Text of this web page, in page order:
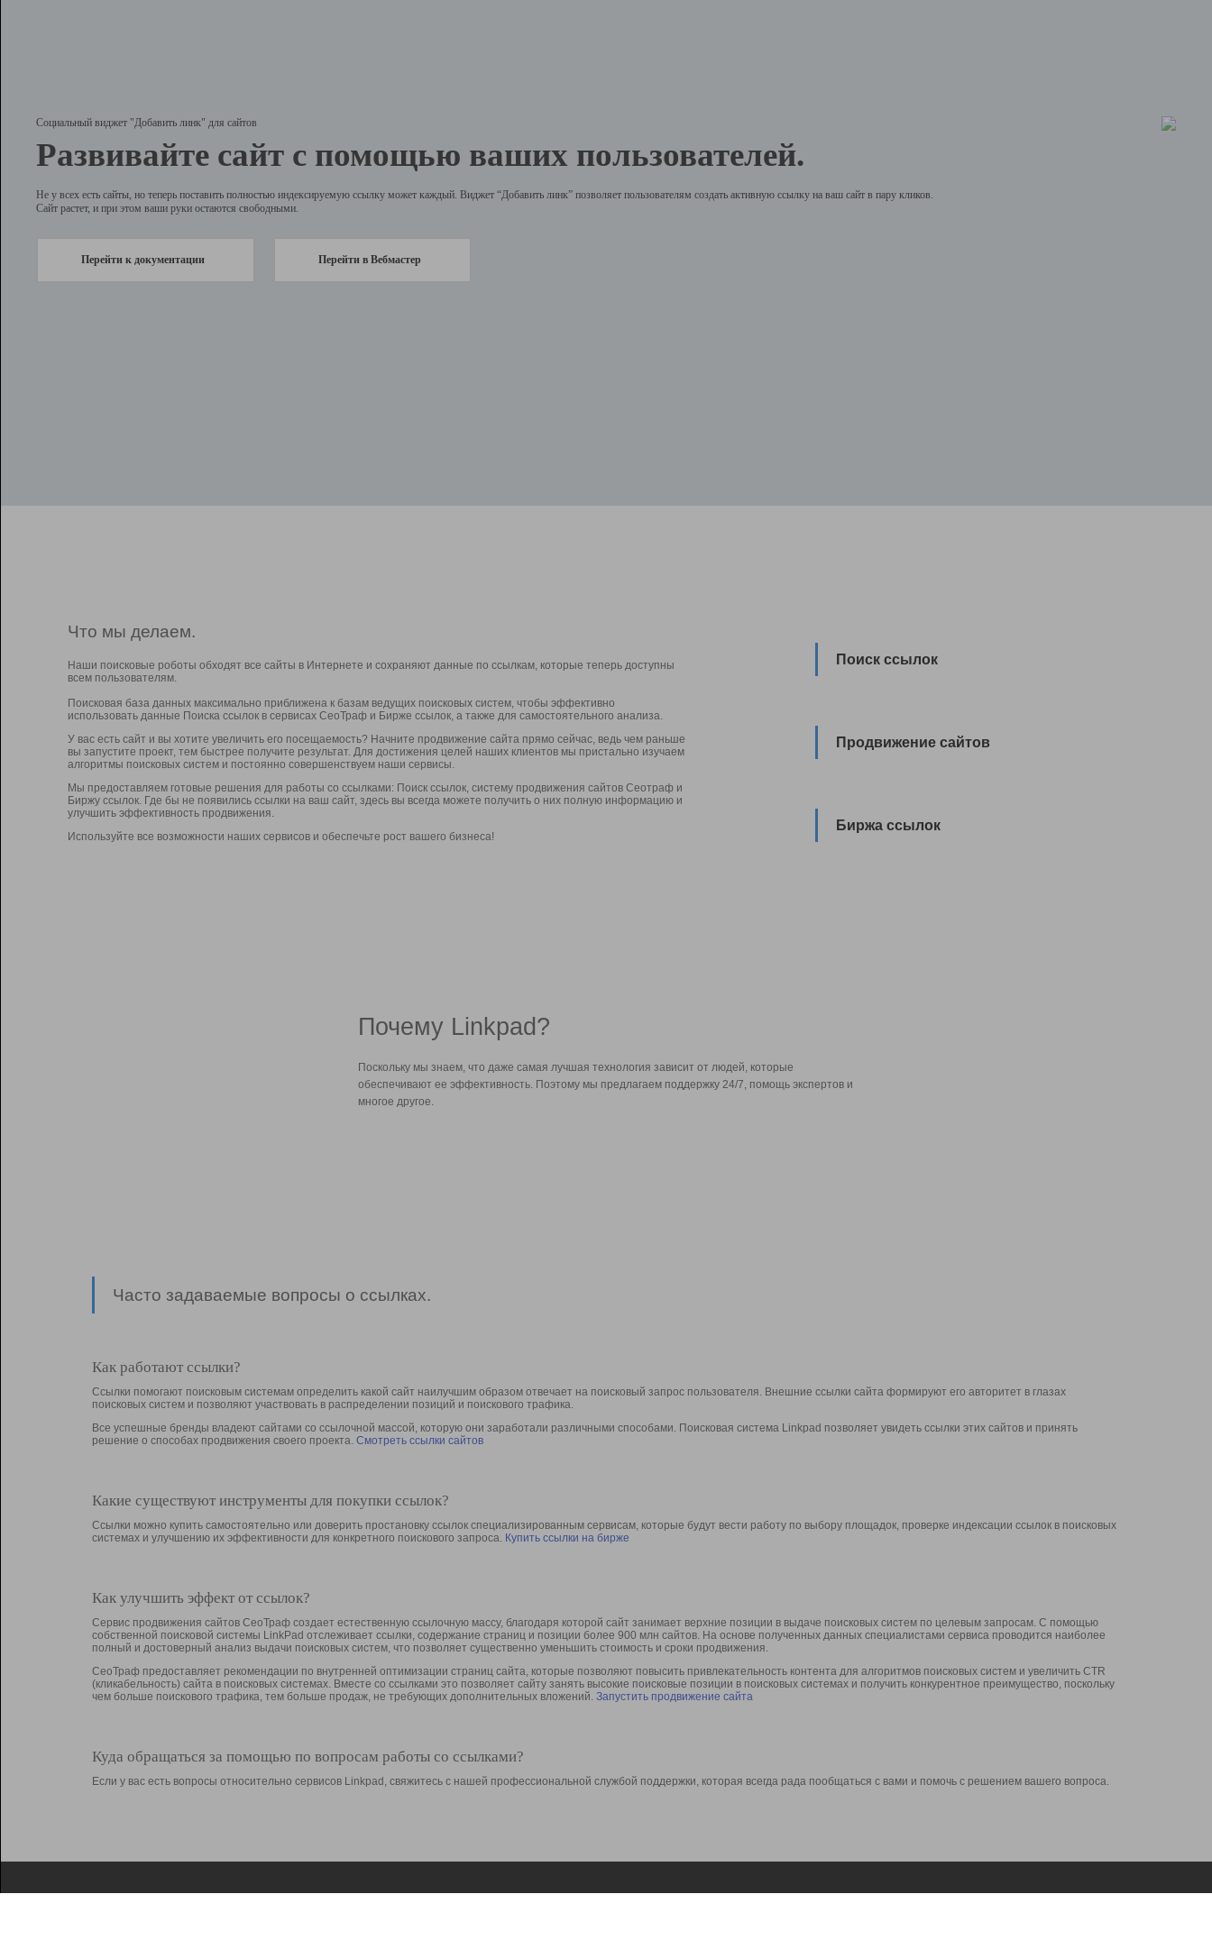
Социальный виджет "Добавить линк" для сайтов
Развивайте сайт с помощью ваших пользователей.
Не у всех есть сайты, но теперь поставить полностью индексируемую ссылку может каждый. Виджет “Добавить линк” позволяет пользователям создать активную ссылку на ваш сайт в пару кликов.
Сайт растет, и при этом ваши руки остаются свободными.
Перейти к документации Перейти в Вебмастер
Что мы делаем.
Наши поисковые роботы обходят все сайты в Интернете и сохраняют данные по ссылкам, которые теперь доступны
всем пользователям.
Поисковая база данных максимально приближена к базам ведущих поисковых систем, чтобы эффективно
использовать данные Поиска ссылок в сервисах СеоТраф и Бирже ссылок, а также для самостоятельного анализа.
У вас есть сайт и вы хотите увеличить его посещаемость? Начните продвижение сайта прямо сейчас, ведь чем раньше
вы запустите проект, тем быстрее получите результат. Для достижения целей наших клиентов мы пристально изучаем
алгоритмы поисковых систем и постоянно совершенствуем наши сервисы.
Мы предоставляем готовые решения для работы со ссылками: Поиск ссылок, систему продвижения сайтов Сеотраф и
Биржу ссылок. Где бы не появились ссылки на ваш сайт, здесь вы всегда можете получить о них полную информацию и
улучшить эффективность продвижения.
Используйте все возможности наших сервисов и обеспечьте рост вашего бизнеса!
Поиск ссылок
Продвижение сайтов
Биржа ссылок
Почему Linkpad?
Поскольку мы знаем, что даже самая лучшая технология зависит от людей, которые
обеспечивают ее эффективность. Поэтому мы предлагаем поддержку 24/7, помощь экспертов и
многое другое.
Часто задаваемые вопросы о ссылках.
Как работают ссылки?
Ссылки помогают поисковым системам определить какой сайт наилучшим образом отвечает на поисковый запрос пользователя. Внешние ссылки сайта формируют его авторитет в глазах
поисковых систем и позволяют участвовать в раcпределении позиций и поискового трафика.
Все успешные бренды владеют сайтами со ссылочной массой, которую они заработали различными способами. Поисковая система Linkpad позволяет увидеть ссылки этих сайтов и принять
решение о способах продвижения своего проекта. Смотреть ссылки сайтов
Какие существуют инструменты для покупки ссылок?
Ссылки можно купить самостоятельно или доверить простановку ссылок специализированным сервисам, которые будут вести работу по выбору площадок, проверке индексации ссылок в поисковых
системах и улучшению их эффективности для конкретного поискового запроса. Купить ссылки на бирже
Как улучшить эффект от ссылок?
Сервис продвижения сайтов СеоТраф создает естественную ссылочную массу, благодаря которой сайт занимает верхние позиции в выдаче поисковых систем по целевым запросам. С помощью
собственной поисковой системы LinkPad отслеживает ссылки, содержание страниц и позиции более 900 млн сайтов. На основе полученных данных специалистами сервиса проводится наиболее
полный и достоверный анализ выдачи поисковых систем, что позволяет существенно уменьшить стоимость и сроки продвижения.
СеоТраф предоставляет рекомендации по внутренней оптимизации страниц сайта, которые позволяют повысить привлекательность контента для алгоритмов поисковых систем и увеличить CTR
(кликабельность) сайта в поисковых системах. Вместе со ссылками это позволяет сайту занять высокие поисковые позиции в поисковых системах и получить конкурентное преимущество, поскольку
чем больше поискового трафика, тем больше продаж, не требующих дополнительных вложений. Запустить продвижение сайта
Куда обращаться за помощью по вопросам работы со ссылками?
Если у вас есть вопросы относительно сервисов Linkpad, свяжитесь с нашей профессиональной службой поддержки, которая всегда рада пообщаться с вами и помочь с решением вашего вопроса.